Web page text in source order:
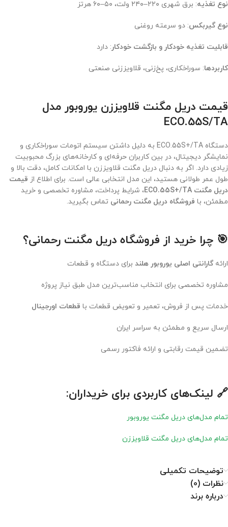
نوع تغذیه: برق شهری ۲۲۰–۲۴۰ ولت، ۵۰–۶۰ هرتز
نوع گیربکس: دو سرعته روغنی
قابلیت تغذیه خودکار و بازگشت خودکار : دارد
کاربردها: سوراخکاری، پخ‌زنی، قلاویززنی صنعتی
قیمت دریل مگنت قلاویززن یوروبور مدل
ECO.55S/TA
دستگاه ECO.55S+/TA به دلیل داشتن سیستم اتومات سوراخکاری و
نمایشگر دیجیتال، در بین کاربران حرفه‌ای و کارخانه‌های بزرگ محبوبیت
زیادی دارد. اگر به دنبال دریل مگنت قلاویززن با امکانات کامل، دقت بالا و
طول عمر طولانی هستید، این مدل انتخابی عالی است. برای اطلاع از قیمت
دریل مگنت ECO.55S+/TA
، شرایط پرداخت، مشاوره تخصصی و خرید
مطمئن، با فروشگاه دریل مگنت رحمانی تماس بگیرید.
🎯 چرا خرید از فروشگاه دریل مگنت رحمانی؟
ارائهگارانتی اصلی یوروبور هلند برای دستگاه و قطعات
مشاوره تخصصی برای انتخاب مناسب‌ترین مدل طبق نیاز پروژه
خدمات پس از فروش، تعمیر و تعویض قطعات با قطعات اورجینال
ارسال سریع و مطمئن به سراسر ایران
تضمین قیمت رقابتی و ارائه فاکتور رسمی
🔗 لینک‌های کاربردی برای خریداران:
تمام مدل‌های دریل مگنت یوروبور
تمام مدل‌های دریل مگنت قلاویززن
توضیحات تکمیلی
نظرات (0)
درباره برند